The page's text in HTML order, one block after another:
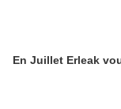
En Juillet Erleak